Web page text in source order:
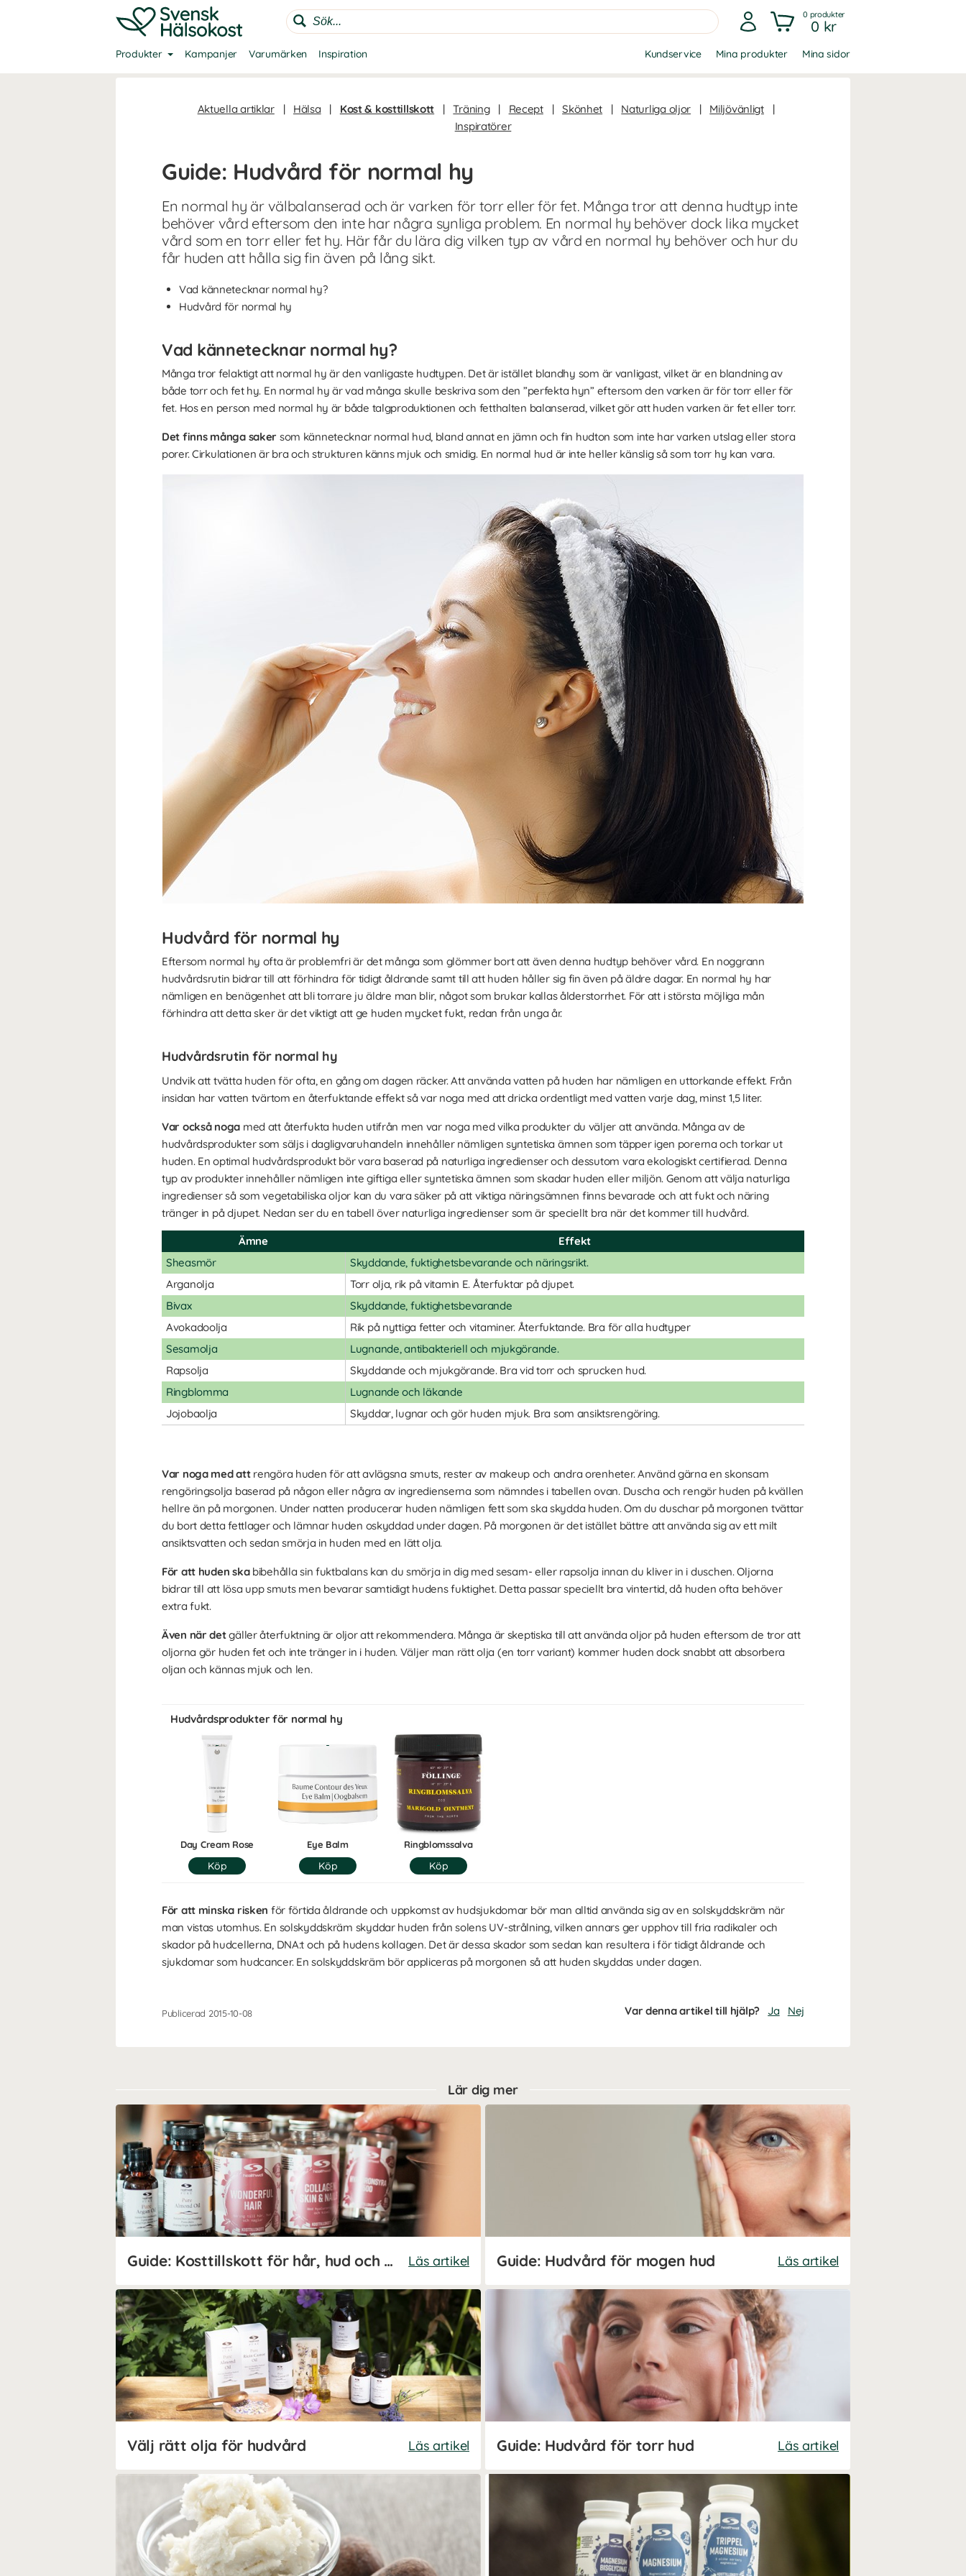
0 produkter
0 kr
Produkter Kampanjer Varumärken Inspiration Kundservice Mina produkter Mina sidor
Aktuella artiklar | Hälsa | Kost & kosttillskott | Träning | Recept | Skönhet | Naturliga oljor | Miljövänligt
|
Inspiratörer
Guide: Hudvård för normal hy
En normal hy är välbalanserad och är varken för torr eller för fet. Många tror att denna hudtyp inte
behöver vård eftersom den inte har några synliga problem. En normal hy behöver dock lika mycket
vård som en torr eller fet hy. Här får du lära dig vilken typ av vård en normal hy behöver och hur du
får huden att hålla sig fin även på lång sikt.
Vad kännetecknar normal hy?
Hudvård för normal hy
Vad kännetecknar normal hy?
Många tror felaktigt att normal hy är den vanligaste hudtypen. Det är istället blandhy som är vanligast, vilket är en blandning av
både torr och fet hy. En normal hy är vad många skulle beskriva som den ”perfekta hyn” eftersom den varken är för torr eller för
fet. Hos en person med normal hy är både talgproduktionen och fetthalten balanserad, vilket gör att huden varken är fet eller torr.
Det finns många saker som kännetecknar normal hud, bland annat en jämn och fin hudton som inte har varken utslag eller stora
porer. Cirkulationen är bra och strukturen känns mjuk och smidig. En normal hud är inte heller känslig så som torr hy kan vara.
Hudvård för normal hy
Eftersom normal hy ofta är problemfri är det många som glömmer bort att även denna hudtyp behöver vård. En noggrann
hudvårdsrutin bidrar till att förhindra för tidigt åldrande samt till att huden håller sig fin även på äldre dagar. En normal hy har
nämligen en benägenhet att bli torrare ju äldre man blir, något som brukar kallas ålderstorrhet. För att i största möjliga mån
förhindra att detta sker är det viktigt att ge huden mycket fukt, redan från unga år.
Hudvårdsrutin för normal hy
Undvik att tvätta huden för ofta, en gång om dagen räcker. Att använda vatten på huden har nämligen en uttorkande effekt. Från
insidan har vatten tvärtom en återfuktande effekt så var noga med att dricka ordentligt med vatten varje dag, minst 1,5 liter.
Var också noga med att återfukta huden utifrån men var noga med vilka produkter du väljer att använda. Många av de
hudvårdsprodukter som säljs i dagligvaruhandeln innehåller nämligen syntetiska ämnen som täpper igen porerna och torkar ut
huden. En optimal hudvårdsprodukt bör vara baserad på naturliga ingredienser och dessutom vara ekologiskt certifierad. Denna
typ av produkter innehåller nämligen inte giftiga eller syntetiska ämnen som skadar huden eller miljön. Genom att välja naturliga
ingredienser så som vegetabiliska oljor kan du vara säker på att viktiga näringsämnen finns bevarade och att fukt och näring
tränger in på djupet. Nedan ser du en tabell över naturliga ingredienser som är speciellt bra när det kommer till hudvård.
Ämne
Effekt
Sheasmör
Skyddande, fuktighetsbevarande och näringsrikt.
Arganolja
Torr olja, rik på vitamin E. Återfuktar på djupet.
Bivax
Skyddande, fuktighetsbevarande
Avokadoolja
Rik på nyttiga fetter och vitaminer. Återfuktande. Bra för alla hudtyper
Sesamolja
Lugnande, antibakteriell och mjukgörande.
Rapsolja
Skyddande och mjukgörande. Bra vid torr och sprucken hud.
Ringblomma
Lugnande och läkande
Jojobaolja
Skyddar, lugnar och gör huden mjuk. Bra som ansiktsrengöring.
Var noga med attrengöra huden för att avlägsna smuts, rester av makeup och andra orenheter. Använd gärna en skonsam
rengöringsolja baserad på någon eller några av ingredienserna som nämndes i tabellen ovan. Duscha och rengör huden på kvällen
hellre än på morgonen. Under natten producerar huden nämligen fett som ska skydda huden. Om du duschar på morgonen tvättar
du bort detta fettlager och lämnar huden oskyddad under dagen. På morgonen är det istället bättre att använda sig av ett milt
ansiktsvatten och sedan smörja in huden med en lätt olja.
För att huden skabibehålla sin fuktbalans kan du smörja in dig med sesam- eller rapsolja innan du kliver in i duschen. Oljorna
bidrar till att lösa upp smuts men bevarar samtidigt hudens fuktighet. Detta passar speciellt bra vintertid, då huden ofta behöver
extra fukt.
Även när detgäller återfuktning är oljor att rekommendera. Många är skeptiska till att använda oljor på huden eftersom de tror att
oljorna gör huden fet och inte tränger in i huden. Väljer man rätt olja (en torr variant) kommer huden dock snabbt att absorbera
oljan och kännas mjuk och len.
Hudvårdsprodukter för normal hy
Day Cream Rose Eye Balm Ringblomssalva
För att minska risken för förtida åldrande och uppkomst av hudsjukdomar bör man alltid använda sig av en solskyddskräm när
man vistas utomhus. En solskyddskräm skyddar huden från solens UV-strålning, vilken annars ger upphov till fria radikaler och
skador på hudcellerna, DNA:t och på hudens kollagen. Det är dessa skador som sedan kan resultera i för tidigt åldrande och
sjukdomar som hudcancer. En solskyddskräm bör appliceras på morgonen så att huden skyddas under dagen.
Publicerad 2015-10-08 Var denna artikel till hjälp? Ja Nej
Lär dig mer
Guide: Kosttillskott för hår, hud och naglar Läs artikel Guide: Hudvård för mogen hud Läs artikel
Välj rätt olja för hudvård Läs artikel Guide: Hudvård för torr hud Läs artikel